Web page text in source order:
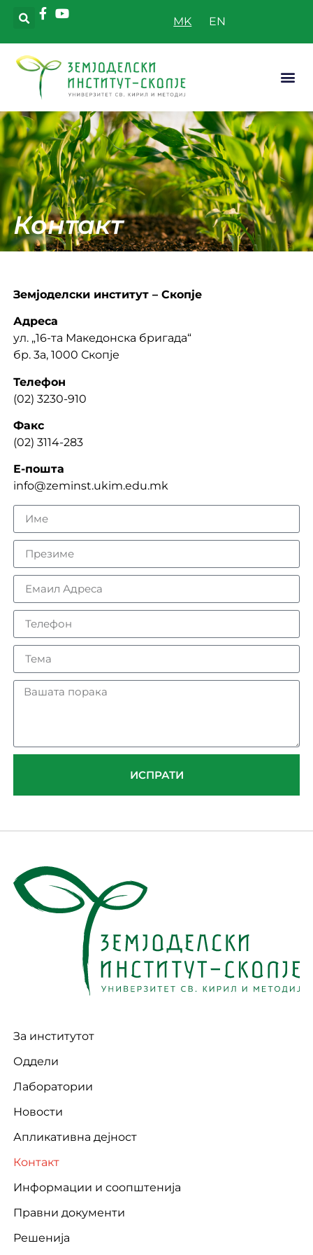
MK
Контакт
Земјоделски институт – Скопје
Адреса
ул. „16-та Македонска бригада“
бр. 3а, 1000 Скопје
Телефон
(02) 3230-910
Факс
(02) 3114-283
Е-пошта
info@zeminst.ukim.edu.mk
ИСПРАТИ
За институтот
Оддели
Лаборатории
Новости
Апликативна дејност
Контакт
Информации и соопштенија
Правни документи
Решенија